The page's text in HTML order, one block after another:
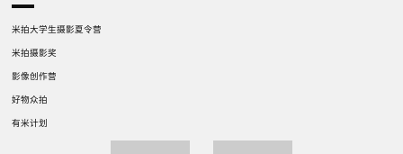
米拍大学生摄影夏令营
米拍摄影奖
影像创作营
好物众拍
有米计划